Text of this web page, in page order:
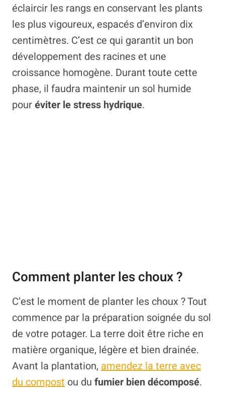
éclaircir les rangs en conservant les plants
les plus vigoureux, espacés d’environ dix
centimètres. C’est ce qui garantit un bon
développement des racines et une
croissance homogène. Durant toute cette
phase, il faudra maintenir un sol humide
pouréviter le stress hydrique.
Comment planter les choux ?
C’est le moment de planter les choux ? Tout
commence par la préparation soignée du sol
de votre potager. La terre doit être riche en
matière organique, légère et bien drainée.
Avant la plantation, amendez la terre avec
du compost ou du fumier bien décomposé.